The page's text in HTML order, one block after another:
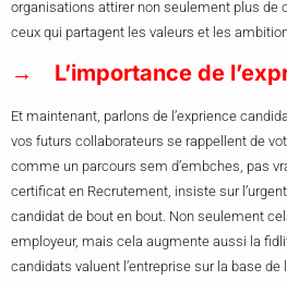
organisations attirer non seulement plus de
ceux qui partagent les valeurs et les
L’importance de
Et maintenant, parlons de l’exprience
vos futurs collaborateurs se rappellent de
comme un parcours sem d’embches, pas
certificat en Recrutement, insiste sur
candidat de bout en bout. Non seulement
employeur, mais cela augmente aussi la
candidats valuent l’entreprise sur la base de